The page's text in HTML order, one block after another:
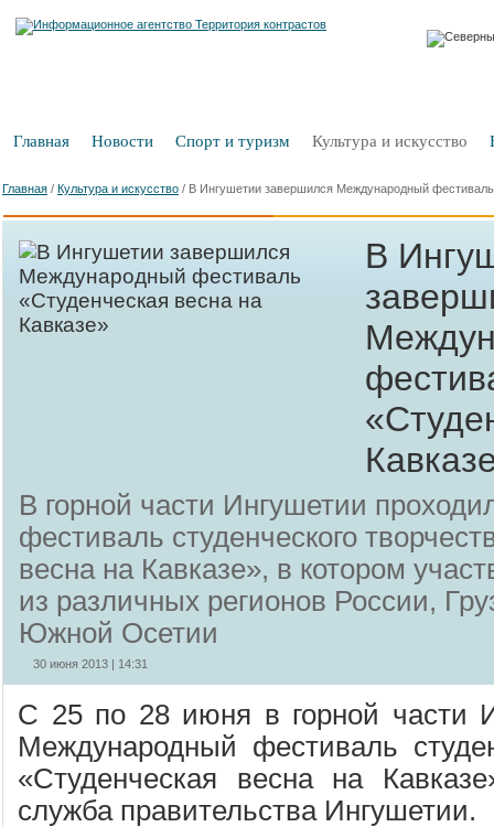
Главная Новости Спорт и туризм Культура и искусство
Главная / Культура и искусство / В Ингушетии завершился Международный фестиваль
В
В горной части Ингушетии
фестиваль студенческого
весна на Кавказе», в котором
из различных регионов России,
Южной Осетии
30 июня 2013 | 14:31
С 25 по 28 июня в горной части
Международный фестиваль
«Студенческая весна на
служба правительства Ингушетии.